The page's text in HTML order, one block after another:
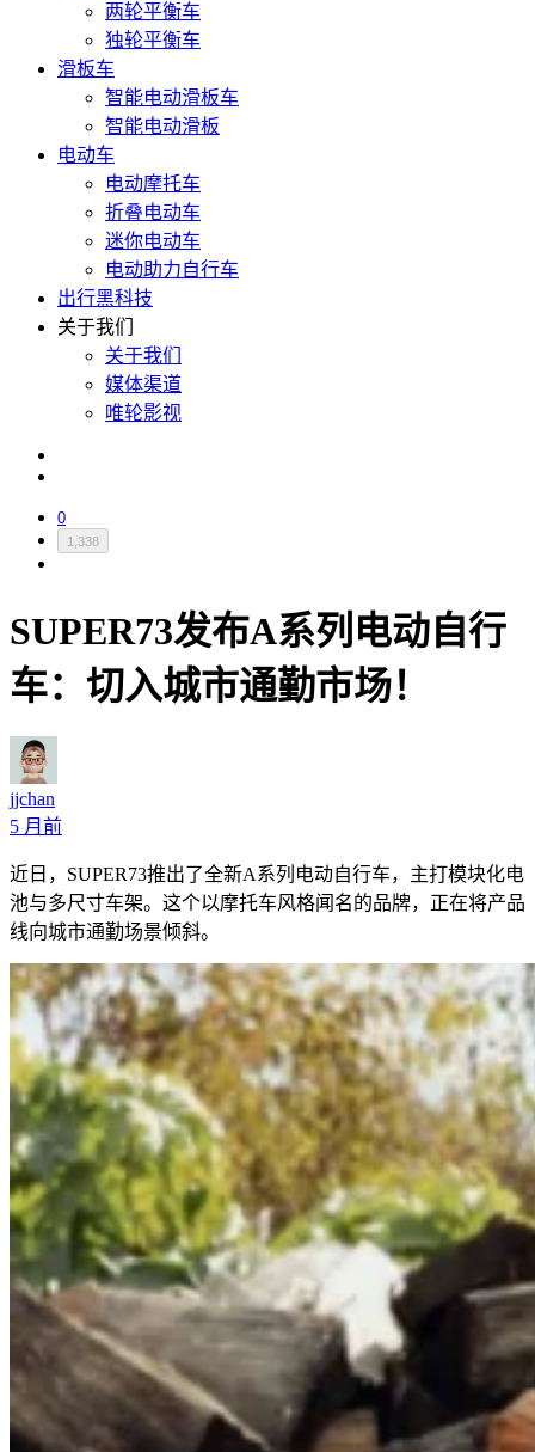
两轮平衡车
独轮平衡车
滑板车
智能电动滑板车
智能电动滑板
电动车
电动摩托车
折叠电动车
迷你电动车
电动助力自行车
出行黑科技
关于我们
关于我们
媒体渠道
唯轮影视
0
1,338
SUPER73发布A系列电动自行
车：切入城市通勤市场！
jjchan
5 月前
近日，SUPER73推出了全新A系列电动自行车，主打模块化电
池与多尺寸车架。这个以摩托车风格闻名的品牌，正在将产品
线向城市通勤场景倾斜。